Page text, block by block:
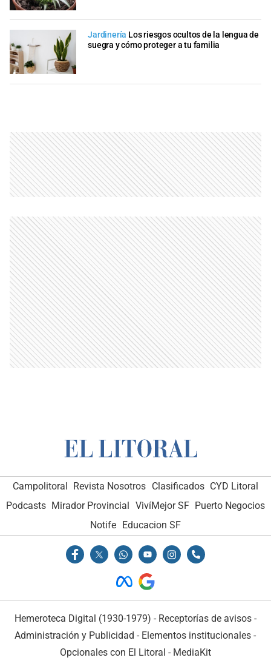
Jardinería Los riesgos ocultos de la lengua de
suegra y cómo proteger a tu familia
Campolitoral Revista Nosotros Clasificados CYD Litoral
Podcasts Mirador Provincial VivíMejor SF Puerto Negocios
Notife Educacion SF
Hemeroteca Digital (1930-1979) - Receptorías de avisos -
Administración y Publicidad - Elementos institucionales -
Opcionales con El Litoral - MediaKit